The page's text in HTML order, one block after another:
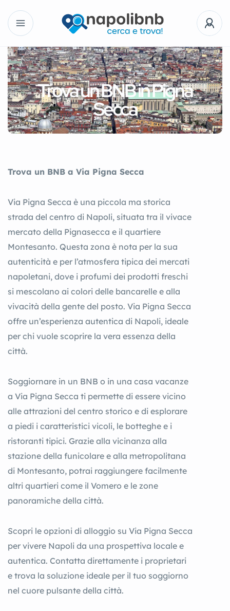
Trova un BNB in Pigna
Secca
Trova un BNB a Via Pigna Secca
Via Pigna Secca è una piccola ma storica
strada del centro di Napoli, situata tra il vivace
mercato della Pignasecca e il quartiere
Montesanto. Questa zona è nota per la sua
autenticità e per l’atmosfera tipica dei mercati
napoletani, dove i profumi dei prodotti freschi
si mescolano ai colori delle bancarelle e alla
vivacità della gente del posto. Via Pigna Secca
offre un’esperienza autentica di Napoli, ideale
per chi vuole scoprire la vera essenza della
città.
Soggiornare in un BNB o in una casa vacanze
a Via Pigna Secca ti permette di essere vicino
alle attrazioni del centro storico e di esplorare
a piedi i caratteristici vicoli, le botteghe e i
ristoranti tipici. Grazie alla vicinanza alla
stazione della funicolare e alla metropolitana
di Montesanto, potrai raggiungere facilmente
altri quartieri come il Vomero e le zone
panoramiche della città.
Scopri le opzioni di alloggio su Via Pigna Secca
per vivere Napoli da una prospettiva locale e
autentica. Contatta direttamente i proprietari
e trova la soluzione ideale per il tuo soggiorno
nel cuore pulsante della città.